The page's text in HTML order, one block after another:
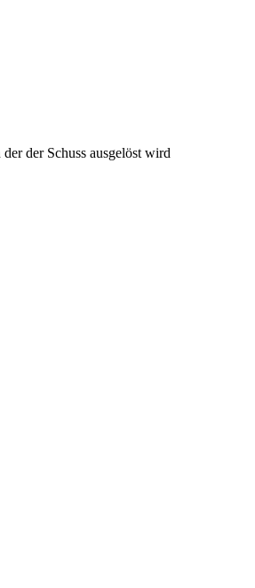
der Schuss ausgelöst wird